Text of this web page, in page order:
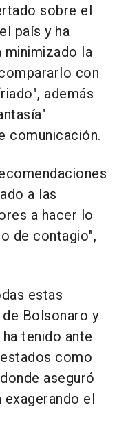
sobre el
país y ha
la
con
además
comunicación.
a las
a hacer lo
de contagio",
estas
Bolsonaro y
tenido ante
como
aseguró
el